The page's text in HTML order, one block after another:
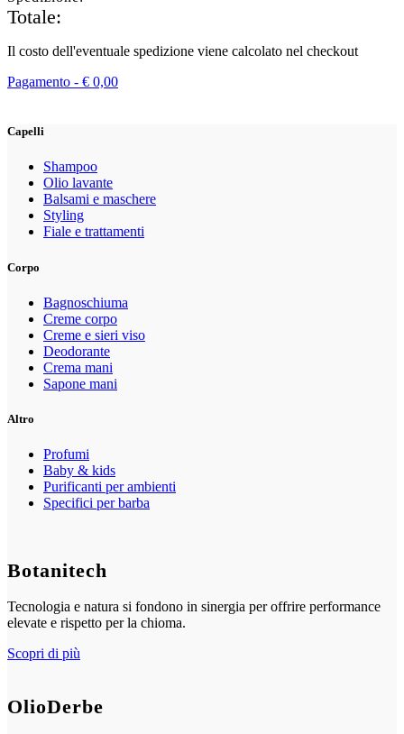
Totale:
Il costo dell'eventuale spedizione viene calcolato nel checkout
Pagamento - € 0,00
Capelli
Shampoo
Olio lavante
Balsami e maschere
Styling
Fiale e trattamenti
Corpo
Bagnoschiuma
Creme corpo
Creme e sieri viso
Deodorante
Crema mani
Sapone mani
Altro
Profumi
Baby & kids
Purificanti per ambienti
Specifici per barba
Botanitech
Tecnologia e natura si fondono in sinergia per offrire performance
elevate e rispetto per la chioma.
Scopri di più
OlioDerbe